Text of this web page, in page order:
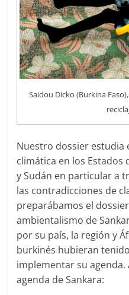
Saidou Dicko (Burkina
Nuestro dossier estudia
climática en los Estados
y Sudán en particular a
las contradicciones de
preparábamos el
ambientalismo de
por su país, la región y
burkinés hubieran
implementar su agenda.
agenda de Sankara: